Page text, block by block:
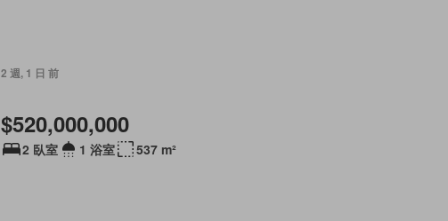
2 週, 1 日 前
$520,000,000
2 臥室 1 浴室 537 m²